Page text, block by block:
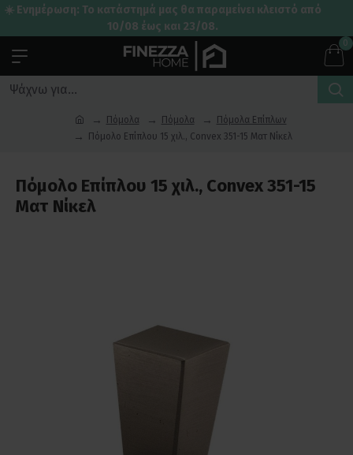
☀️ Ενημέρωση: Το κατάστημά μας θα παραμείνει κλειστό από
10/08 έως και 23/08.
0
Πόμολα Πόμολα
Πόμολα Επίπλων
Πόμολο Επίπλου 15 χιλ., Convex 351-15 Ματ Νίκελ
Πόμολο Επίπλου 15 χιλ., Convex 351-15
Ματ Νίκελ